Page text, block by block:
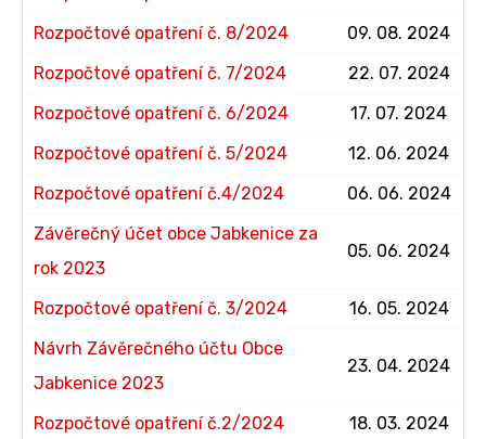
Rozpočtové opatření č. 8/2024
09. 08. 2024
Rozpočtové opatření č. 7/2024
22. 07. 2024
Rozpočtové opatření č. 6/2024
17. 07. 2024
Rozpočtové opatření č. 5/2024
12. 06. 2024
Rozpočtové opatření č.4/2024
06. 06. 2024
Závěrečný účet obce Jabkenice za
rok 2023
05. 06. 2024
Rozpočtové opatření č. 3/2024
16. 05. 2024
Návrh Závěrečného účtu Obce
Jabkenice 2023
23. 04. 2024
Rozpočtové opatření č.2/2024
18. 03. 2024